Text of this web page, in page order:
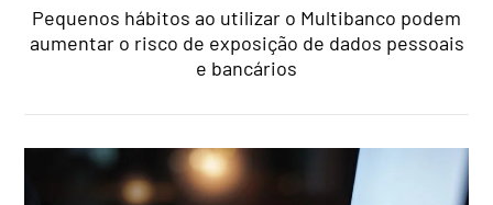
Pequenos hábitos ao utilizar o Multibanco podem
aumentar o risco de exposição de dados pessoais
e bancários